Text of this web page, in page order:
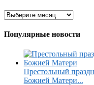
Популярные новости
Престольный
Божией Матери...